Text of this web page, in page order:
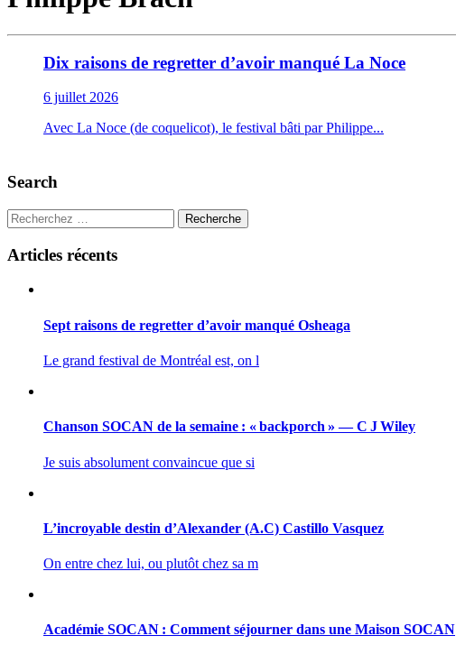
Dix raisons de regretter d’avoir manqué La Noce
6 juillet 2026
Avec La Noce (de coquelicot), le festival bâti par Philippe...
Search
Recherche
Articles récents
Sept raisons de regretter d’avoir manqué Osheaga
Le grand festival de Montréal est, on l
Chanson SOCAN de la semaine : « backporch » — C J Wiley
Je suis absolument convaincue que si
L’incroyable destin d’Alexander (A.C) Castillo Vasquez
On entre chez lui, ou plutôt chez sa m
Académie SOCAN : Comment séjourner dans une Maison SOCAN